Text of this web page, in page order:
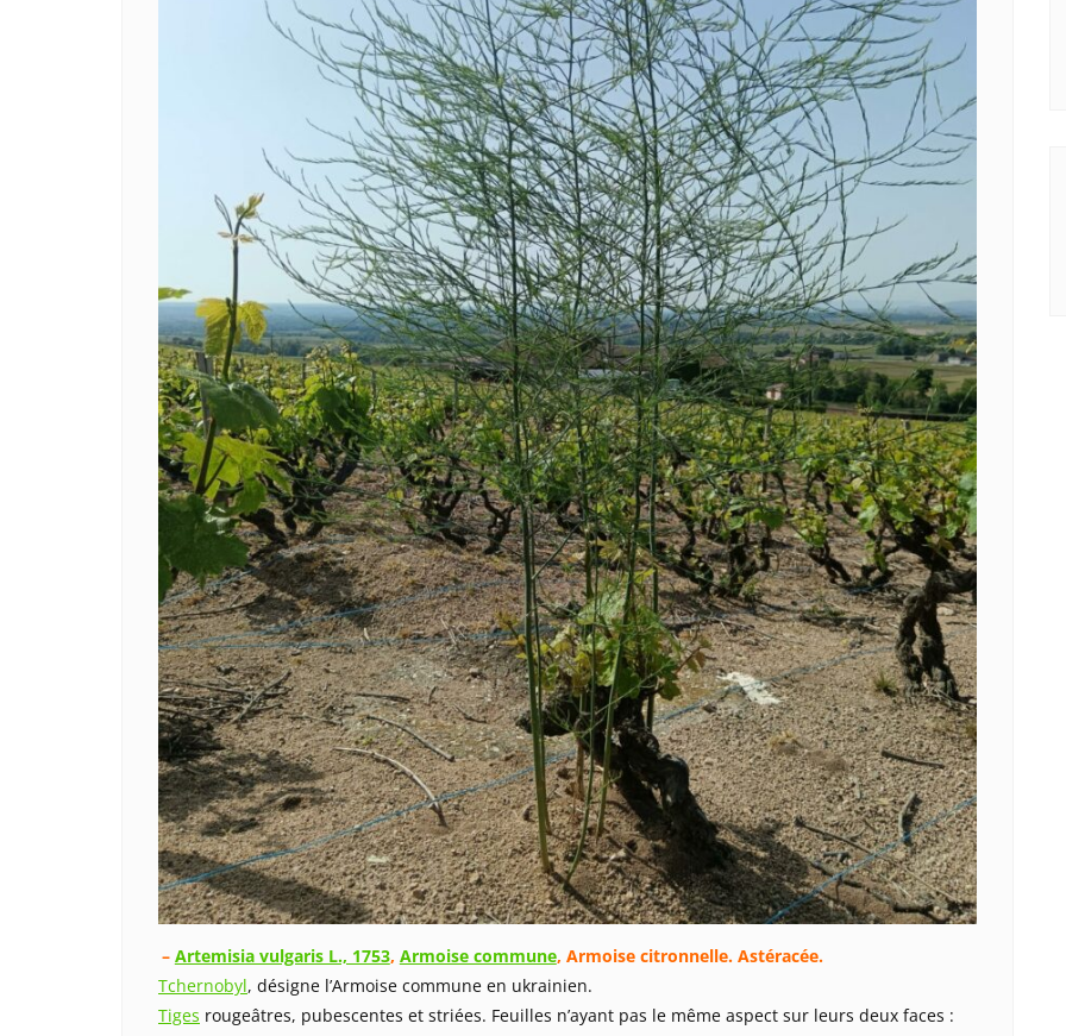
– Artemisia vulgaris L., 1753, Armoise commune, Armoise citronnelle. Astéracée.
Tchernobyl, désigne l’Armoise commune en ukrainien.
Tiges rougeâtres, pubescentes et striées. Feuilles n’ayant pas le même aspect sur leurs deux faces :